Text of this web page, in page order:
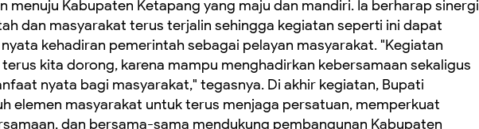
menuju Kabupaten Ketapang yang maju dan mandiri. Ia berharap sinergi
dan masyarakat terus terjalin sehingga kegiatan seperti ini dapat
kehadiran pemerintah sebagai pelayan masyarakat. "Kegiatan
kita dorong, karena mampu menghadirkan kebersamaan sekaligus
nyata bagi masyarakat," tegasnya. Di akhir kegiatan, Bupati
elemen masyarakat untuk terus menjaga persatuan, memperkuat
dan bersama-sama mendukung pembangunan Kabupaten